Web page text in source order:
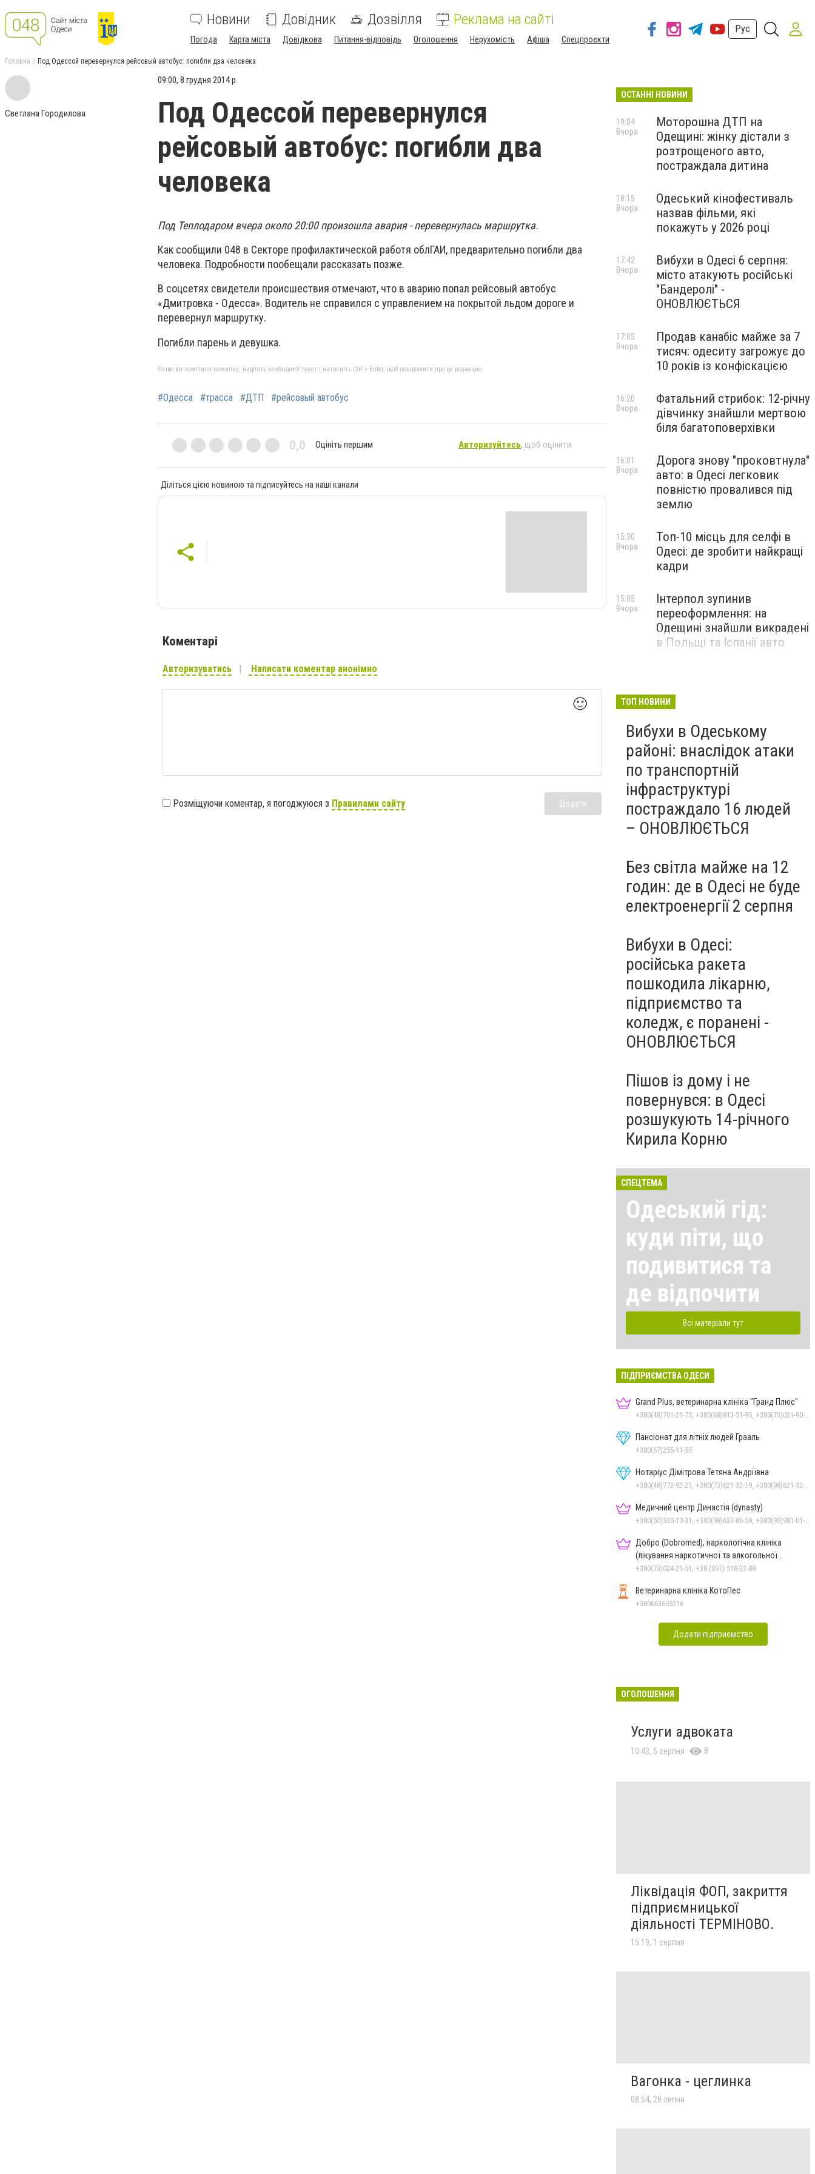
Новини Довідник Дозвілля Реклама на сайті
Погода Карта міста Довідкова Питання-відповідь Оголошення Нерухомість Афіша Спецпроєкти
Рус
Головна Под Одессой перевернулся рейсовый автобус: погибли два человека
Светлана Городилова
09:00, 8 грудня 2014 р.
Под Одессой перевернулся
рейсовый автобус: погибли два
человека
Под Теплодаром вчера около 20:00 произошла авария - перевернулась маршрутка.
Как сообщили 048 в Секторе профилактической работя облГАИ, предварительно погибли два
человека. Подробности пообещали рассказать позже.
В соцсетях свидетели происшествия отмечают, что в аварию попал рейсовый автобус
«Дмитровка - Одесса». Водитель не справился с управлением на покрытой льдом дороге и
перевернул маршрутку.
Погибли парень и девушка.
Якщо ви помітили помилку, виділіть необхідний текст і натисніть Ctrl + Enter, щоб повідомити про це редакцію
#Одесса #трасса #ДТП #рейсовый автобус
0,0 Оцініть першим Авторизуйтесь, щоб оцінити
Діліться цією новиною та підписуйтесь на наші канали
Коментарі
Авторизуватись Написати коментар анонімно
🙂
Розміщуючи коментар, я погоджуюся з Правилами сайту Додати
ОСТАННІ НОВИНИ
Моторошна ДТП на
Одещині: жінку дістали з
розтрощеного авто,
постраждала дитина
19:04
Вчора
Одеський кінофестиваль
назвав фільми, які
покажуть у 2026 році
18:15
Вчора
Вибухи в Одесі 6 серпня:
місто атакують російські
"Бандеролі" -
ОНОВЛЮЄТЬСЯ
17:42
Вчора
Продав канабіс майже за 7
тисяч: одеситу загрожує до
10 років із конфіскацією
17:05
Вчора
Фатальний стрибок: 12-річну
дівчинку знайшли мертвою
біля багатоповерхівки
16:20
Вчора
Дорога знову "проковтнула"
авто: в Одесі легковик
повністю провалився під
землю
16:01
Вчора
Топ-10 місць для селфі в
Одесі: де зробити найкращі
кадри
15:30
Вчора
Інтерпол зупинив
переоформлення: на
Одещині знайшли викрадені
в Польщі та Іспанії авто
15:05
Вчора
ТОП НОВИНИ
Вибухи в Одеському
районі: внаслідок атаки
по транспортній
інфраструктурі
постраждало 16 людей
– ОНОВЛЮЄТЬСЯ
Без світла майже на 12
годин: де в Одесі не буде
електроенергії 2 серпня
Вибухи в Одесі:
російська ракета
пошкодила лікарню,
підприємство та
коледж, є поранені -
ОНОВЛЮЄТЬСЯ
Пішов із дому і не
повернувся: в Одесі
розшукують 14-річного
Кирила Корню
СПЕЦТЕМА
Одеський гід:
куди піти, що
подивитися та
де відпочити
Всі матеріали тут
ПІДПРИЄМСТВА ОДЕСИ
Grand Plus, ветеринарна клініка "Гранд Плюс"
Пансіонат для літніх людей Грааль
+380(67)255-11-55
Нотаріус Дімітрова Тетяна Андріївна
Медичний центр Династія (dynasty)
Добро (Dobromed), наркологічна клініка
(лікування наркотичної та алкогольної
залежності)
+380(73)024-21-51, +38 (097) 518-32-88
Ветеринарна клініка КотоПес
+380663655216
Додати підприємство
ОГОЛОШЕННЯ
Услуги адвоката
10:43, 5 серпня 8
Ліквідація ФОП, закриття
підприємницької
діяльності ТЕРМІНОВО.
15:19, 1 серпня
Вагонка - цеглинка
08:54, 28 липня